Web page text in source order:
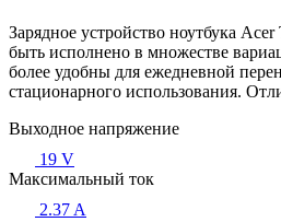
Зарядное устройство ноутбука
быть исполнено в множестве
более удобны для ежедневной
стационарного использования.
Выходное напряжение
19 V
Максимальный ток
2.37 A